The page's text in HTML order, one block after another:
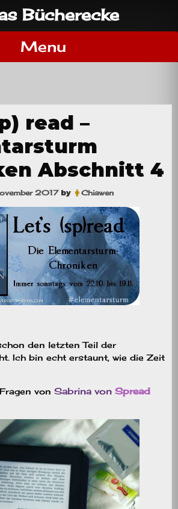
Bücherecke
Menu
read –
Abschnitt 4
2017by Chiawen
den letzten Teil der
Ich bin echt erstaunt, wie die Zeit
von Sabrina von Spread